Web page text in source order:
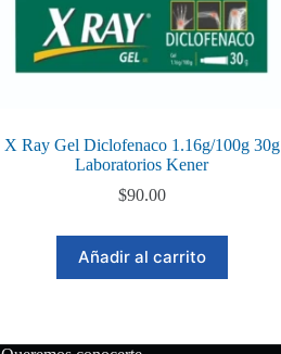
X Ray Gel Diclofenaco 1.16g/100g 30g
Laboratorios Kener
$90.00
Añadir al carrito